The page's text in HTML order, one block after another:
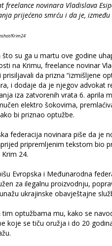
freelance novinara Vladislava
prijećeno smrću i da je,
Krim24
što su ga u martu ove godine
na Krimu, freelance novinar
prisiljavali da prizna “izmišljene
i dodaje da je njegov advokat
iza zatvorenih vrata 6. aprila
elektro šokovima,
bi priznao optužbe.
federacija novinara piše da je
pripremljenim tekstom bio
24.
Evropska i Međunarodna
za ilegalnu proizvodnju,
ukrajinske obavještajne
tim optužbama mu, kako se
koje se tiču oružja i do 20